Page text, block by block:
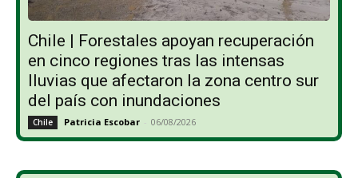
Chile | Forestales apoyan recuperación
en cinco regiones tras las intensas
lluvias que afectaron la zona centro sur
del país con inundaciones
Chile Patricia Escobar - 06/08/2026